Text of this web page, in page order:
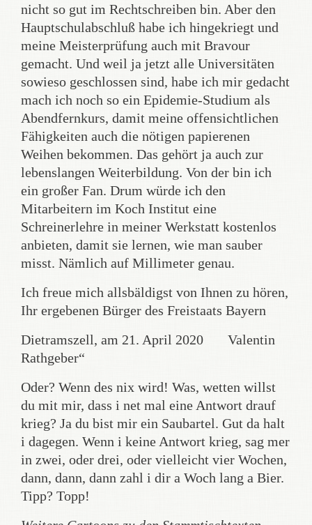
nicht so gut im Rechtschreiben bin. Aber den
Hauptschulabschluß habe ich hingekriegt und
meine Meisterprüfung auch mit Bravour
gemacht. Und weil ja jetzt alle Universitäten
sowieso geschlossen sind, habe ich mir gedacht
mach ich noch so ein Epidemie-Studium als
Abendfernkurs, damit meine offensichtlichen
Fähigkeiten auch die nötigen papierenen
Weihen bekommen. Das gehört ja auch zur
lebenslangen Weiterbildung. Von der bin ich
ein großer Fan. Drum würde ich den
Mitarbeitern im Koch Institut eine
Schreinerlehre in meiner Werkstatt kostenlos
anbieten, damit sie lernen, wie man sauber
misst. Nämlich auf Millimeter genau.
Ich freue mich allsbäldigst von Ihnen zu hören,
Ihr ergebenen Bürger des Freistaats Bayern
Dietramszell, am 21. April 2020 Valentin
Rathgeber“
Oder? Wenn des nix wird! Was, wetten willst
du mit mir, dass i net mal eine Antwort drauf
krieg? Ja du bist mir ein Saubartel. Gut da halt
i dagegen. Wenn i keine Antwort krieg, sag mer
in zwei, oder drei, oder vielleicht vier Wochen,
dann, dann, dann zahl i dir a Woch lang a Bier.
Tipp? Topp!